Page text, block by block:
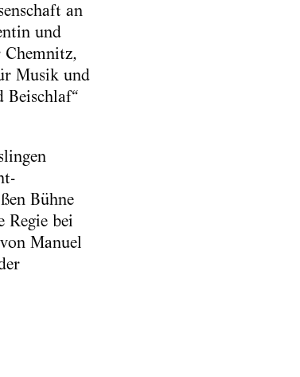
an
und
Chemnitz,
Musik und
Beischlaf“
Bühne
Regie bei
Manuel